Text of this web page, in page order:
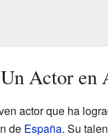
Actor en
actor que ha
de España. Su